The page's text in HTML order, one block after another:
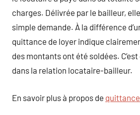
charges. Délivrée par le bailleur,
simple demande. À la différence
quittance de loyer indique
des montants ont été soldées.
dans la relation locataire-bailleur.
En savoir plus à propos de